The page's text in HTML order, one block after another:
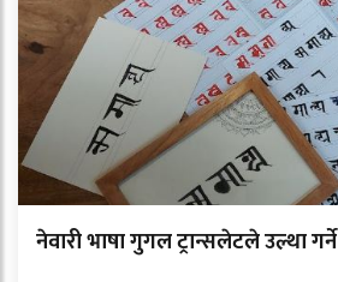
नेवारी भाषा गुगल ट्रान्सलेटले उल्था गर्ने